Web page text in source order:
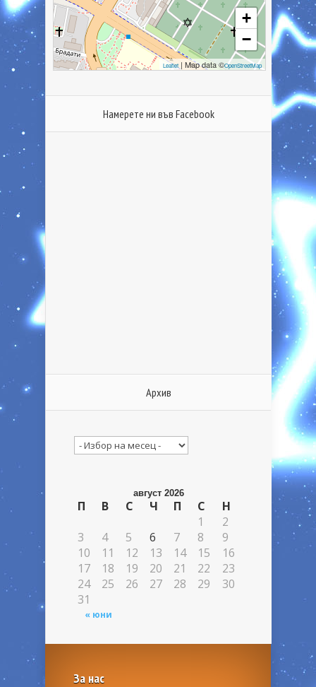
+
−
Leaflet | Map data ©OpenStreetMap
Намерете ни във Facebook
Архив
Архив
август 2026
П В С Ч П С Н
« юни
1
2
3
4 5 6 7 8
9
10
11 12 13 14 15
16
17
18 19 20 21 22
23
24
25 26 27 28 29
30
31
За нас